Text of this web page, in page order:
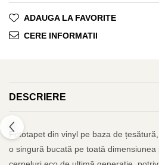
ADAUGA LA FAVORITE
CERE INFORMATII
DESCRIERE
Fototapet din vinyl pe baza de
o singură bucată pe toată dimensiunea